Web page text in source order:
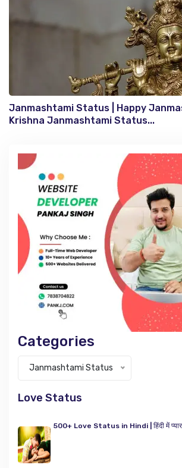
Janmashtami Status | Happy
Krishna Janmashtami Status...
Categories
Categories
Janmashtami Status
Love Status
500+ Love Status in Hindi | हिंदी में